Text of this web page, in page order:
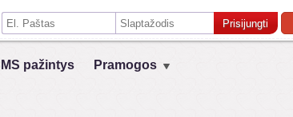
Prisijungti
Prisiminti mane šiame kompiuteryje
pažintys Pramogos